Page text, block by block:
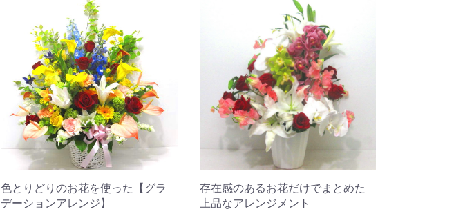
色とりどりのお花を使った【グラ
デーションアレンジ】
存在感のあるお花だけでまとめた
上品なアレンジメント